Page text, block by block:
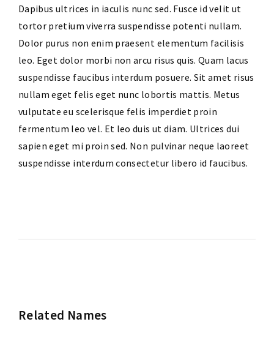
Dapibus ultrices in iaculis nunc sed. Fusce id velit ut
tortor pretium viverra suspendisse potenti nullam.
Dolor purus non enim praesent elementum facilisis
leo. Eget dolor morbi non arcu risus quis. Quam lacus
suspendisse faucibus interdum posuere. Sit amet risus
nullam eget felis eget nunc lobortis mattis. Metus
vulputate eu scelerisque felis imperdiet proin
fermentum leo vel. Et leo duis ut diam. Ultrices dui
sapien eget mi proin sed. Non pulvinar neque laoreet
suspendisse interdum consectetur libero id faucibus.
Related Names
Susan July Urban